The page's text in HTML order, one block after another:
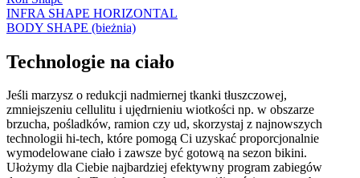
INFRA SHAPE HORIZONTAL
BODY SHAPE (bieżnia)
Technologie na ciało
Jeśli marzysz o redukcji nadmiernej tkanki tłuszczowej,
zmniejszeniu cellulitu i ujędrnieniu wiotkości np. w obszarze
brzucha, pośladków, ramion czy ud, skorzystaj z najnowszych
technologii hi-tech, które pomogą Ci uzyskać proporcjonalnie
wymodelowane ciało i zawsze być gotową na sezon bikini.
Ułożymy dla Ciebie najbardziej efektywny program zabiegów